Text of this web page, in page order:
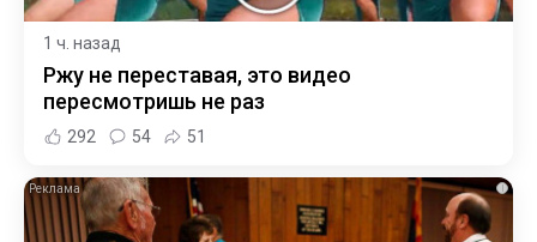
1 ч. назад
Ржу не переставая, это видео
пересмотришь не раз
292 54 51
i